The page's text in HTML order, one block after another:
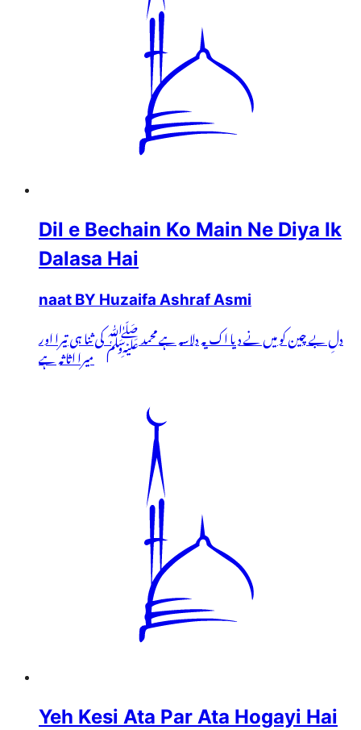
Dil e Bechain Ko Main Ne Diya Ik
Dalasa Hai
naat BY Huzaifa Ashraf Asmi
دلِ بے چین کو میں نے دیا اک یہ دلاسہ ہے محمد ﷺ کی ثنا ہی تیرا اور
میرا اثاثہ ہے
Yeh Kesi Ata Par Ata Hogayi Hai